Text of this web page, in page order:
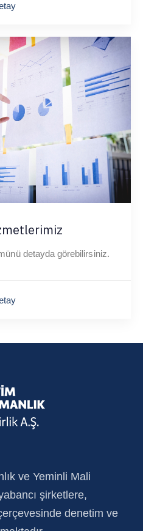
detayda görebilirsiniz.
ve Yeminli Mali
şirketlere,
denetim ve